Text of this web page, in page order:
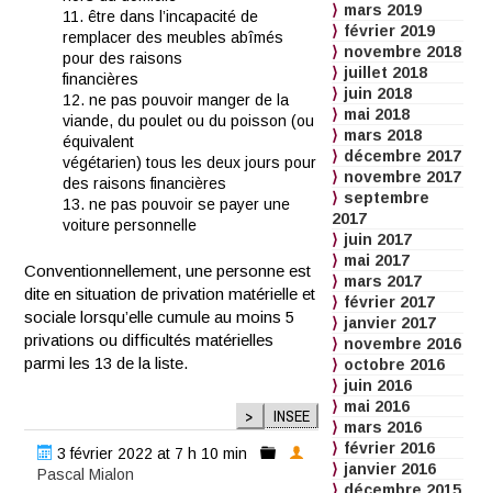
11. être dans l’incapacité de
remplacer des meubles abîmés
pour des raisons
financières
12. ne pas pouvoir manger de la
viande, du poulet ou du poisson (ou
équivalent
végétarien) tous les deux jours pour
des raisons financières
13. ne pas pouvoir se payer une
voiture personnelle
Conventionnellement, une personne est
dite en situation de privation matérielle et
sociale lorsqu’elle cumule au moins 5
privations ou difficultés matérielles
parmi les 13 de la liste.
> INSEE
3 février 2022 at 7 h 10 min
Pascal Mialon
mars 2019
février 2019
novembre 2018
juillet 2018
juin 2018
mai 2018
mars 2018
décembre 2017
novembre 2017
septembre
2017
juin 2017
mai 2017
mars 2017
février 2017
janvier 2017
novembre 2016
octobre 2016
juin 2016
mai 2016
mars 2016
février 2016
janvier 2016